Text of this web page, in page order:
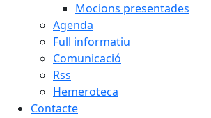
Mocions presentades
Agenda
Full informatiu
Comunicació
Rss
Hemeroteca
Contacte